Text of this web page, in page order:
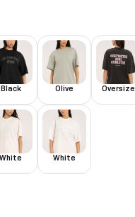
Black Olive Oversize
White White